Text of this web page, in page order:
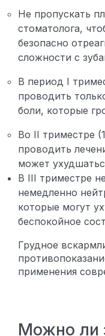
Не пропускать
стоматолога,
безопасно
сложности с
В период I
проводить
боли, которые
Во II триместре
проводить
может
В III триместре
немедленно
которые могут
беспокойное
Грудное
применения
Можно ли